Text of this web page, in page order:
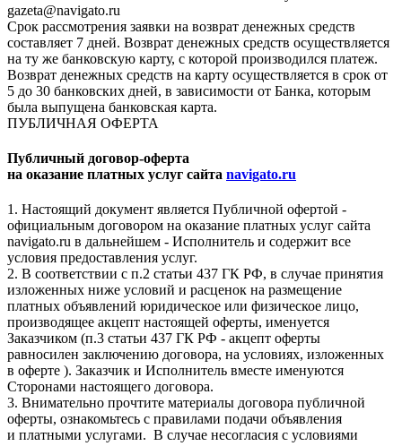
gazeta@navigato.ru
Срок рассмотрения заявки на возврат денежных средств
составляет 7 дней. Возврат денежных средств осуществляется
на ту же банковскую карту, с которой производился платеж.
Возврат денежных средств на карту осуществляется в срок от
5 до 30 банковских дней, в зависимости от Банка, которым
была выпущена банковская карта.
ПУБЛИЧНАЯ ОФЕРТА
Публичный договор-оферта
на оказание платных услуг сайта navigato.ru
1. Настоящий документ является Публичной офертой -
официальным договором на оказание платных услуг сайта
navigato.ru в дальнейшем - Исполнитель и содержит все
условия предоставления услуг.
2. В соответствии с п.2 статьи 437 ГК РФ, в случае принятия
изложенных ниже условий и расценок на размещение
платных объявлений юридическое или физическое лицо,
производящее акцепт настоящей оферты, именуется
Заказчиком (п.3 статьи 437 ГК РФ - акцепт оферты
равносилен заключению договора, на условиях, изложенных
в оферте ). Заказчик и Исполнитель вместе именуются
Сторонами настоящего договора.
3. Внимательно прочтите материалы договора публичной
оферты, ознакомьтесь с правилами подачи объявления
и платными услугами. В случае несогласия с условиями